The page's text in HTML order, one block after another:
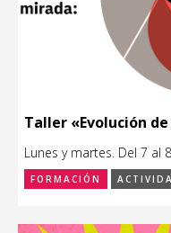
Taller «Evolución
Lunes y martes. Del 7 al
FORMACIÓN